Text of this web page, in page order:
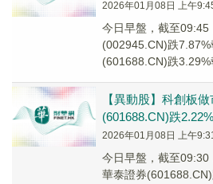
2026年01月08日 上午
今日早盤，截至09:45
(002945.CN)跌
(601688.CN)跌
【異動股】科創板
(601688.CN)跌2.22%
2026年01月08日 上午
今日早盤，截至09:30
華泰證券